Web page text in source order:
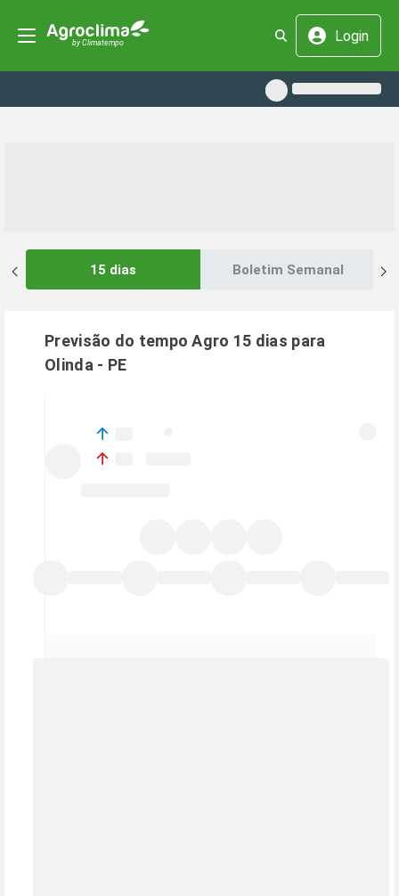
Login
15 dias Boletim Semanal
Previsão do tempo Agro 15 dias para
Olinda - PE